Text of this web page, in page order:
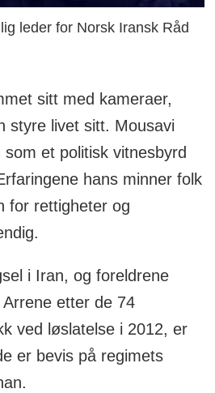
leder for Norsk Iransk Råd
sitt med kameraer,
styre livet sitt. Mousavi
et politisk vitnesbyrd
hans minner folk
for rettigheter og
i Iran, og foreldrene
etter de 74
ved løslatelse i 2012, er
er bevis på regimets